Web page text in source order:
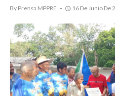
By Prensa MPPRE 16 De Junio De